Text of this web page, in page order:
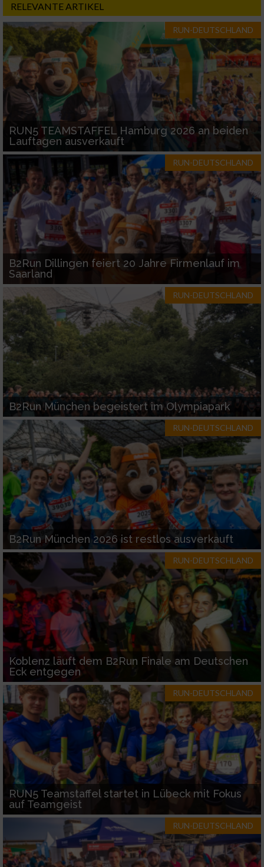
RELEVANTE ARTIKEL
RUN-DEUTSCHLAND
RUN5 TEAMSTAFFEL Hamburg 2026 an beiden
Lauftagen ausverkauft
RUN-DEUTSCHLAND
B2Run Dillingen feiert 20 Jahre Firmenlauf im
Saarland
RUN-DEUTSCHLAND
B2Run München begeistert im Olympiapark
RUN-DEUTSCHLAND
B2Run München 2026 ist restlos ausverkauft
RUN-DEUTSCHLAND
Koblenz läuft dem B2Run Finale am Deutschen
Eck entgegen
RUN-DEUTSCHLAND
RUN5 Teamstaffel startet in Lübeck mit Fokus
auf Teamgeist
RUN-DEUTSCHLAND